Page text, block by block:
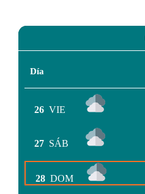
Día
26 VIE
27 SÁB
28 DOM